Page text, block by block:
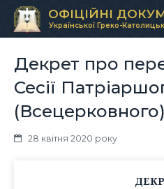
ОФІЦІЙНІ
Української Греко-
Декрет про
Сесії
28 квітня 2020 року